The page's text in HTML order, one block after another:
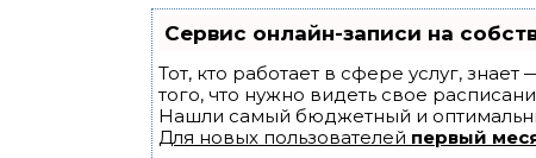
Сервис онлайн-записи на
Тот, кто работает в сфере услуг,
того, что нужно видеть свое
Нашли самый бюджетный и
Для новых пользователей первый